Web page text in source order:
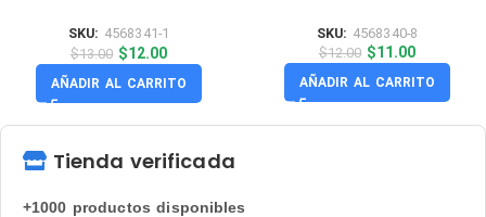
SKU: 4568341-1
$13.00 $12.00
AÑADIR AL CARRITO
SKU: 4568340-8
$12.00 $11.00
AÑADIR AL CARRITO
Tienda verificada
+1000 productos disponibles